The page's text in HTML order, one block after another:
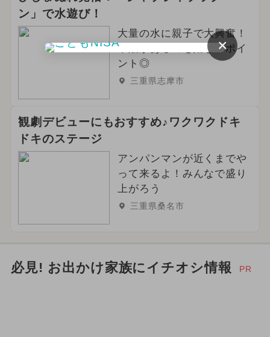
ン」で水遊び！
大量の水に親子で大興奮！
木陰があるのも嬉しいポイ
ント◎
三重県志摩市
観劇デビューにもおすすめ♪ワクワクドキ
ドキのステージ
アンパンマンが近くまでや
って来るよ！みんなで盛り
上がろう
三重県桑名市
必見! お出かけ家族にイチオシ情報 PR
×